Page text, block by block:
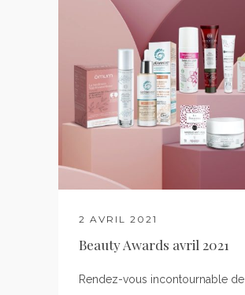
2 AVRIL 2021
Beauty Awards avril 2021
Rendez-vous incontournable de